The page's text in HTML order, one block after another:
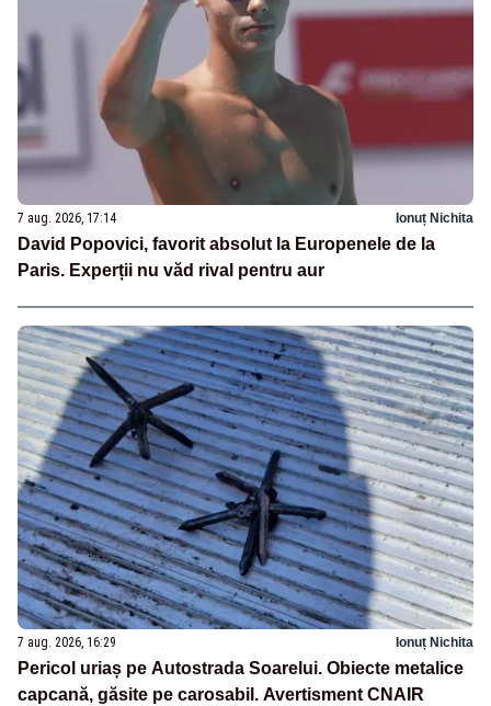
7 aug. 2026, 17:14 Ionuț Nichita
David Popovici, favorit absolut la Europenele de la
Paris. Experții nu văd rival pentru aur
7 aug. 2026, 16:29 Ionuț Nichita
Pericol uriaș pe Autostrada Soarelui. Obiecte metalice
capcană, găsite pe carosabil. Avertisment CNAIR